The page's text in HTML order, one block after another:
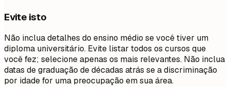
Evite isto
Não inclua detalhes do ensino médio se você tiver um
diploma universitário. Evite listar todos os cursos que
você fez; selecione apenas os mais relevantes. Não inclua
datas de graduação de décadas atrás se a discriminação
por idade for uma preocupação em sua área.